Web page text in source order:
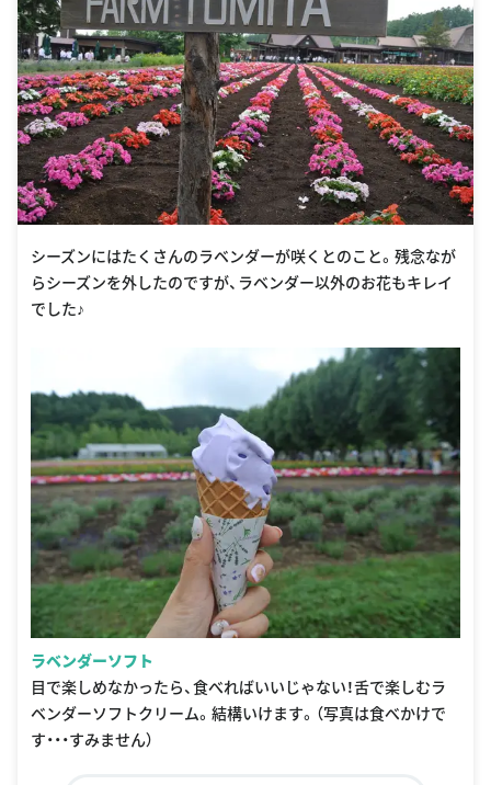
シーズンにはたくさんのラベンダーが咲くとのこと。残念なが
らシーズンを外したのですが、ラベンダー以外のお花もキレイ
でした♪
ラベンダーソフト
目で楽しめなかったら、食べればいいじゃない！舌で楽しむラ
ベンダーソフトクリーム。結構いけます。（写真は食べかけで
す・・・すみません）